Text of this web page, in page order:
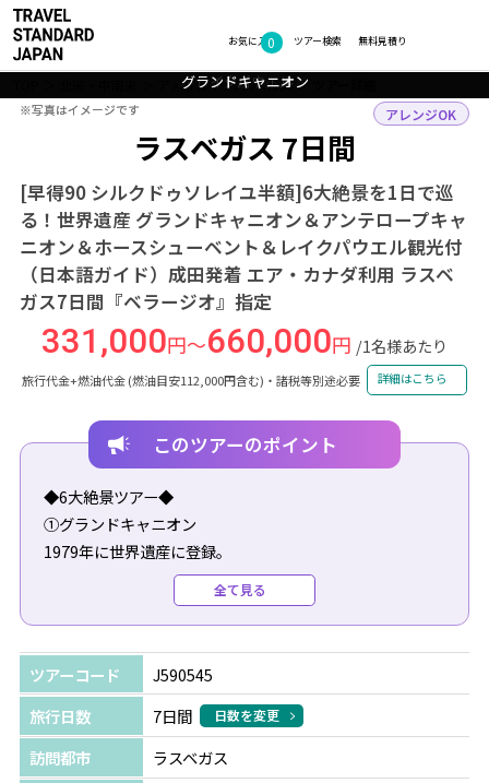
お気に入り
0 無料見積り
ツアー検索
アメリカ ラスベガス
ラスベガス 7日間
[早得90 シルクドゥソレイユ半額]6大絶景を1日で巡
る！世界遺産 グランドキャニオン＆アンテロープキャ
ニオン＆ホースシューベント＆レイクパウエル観光付
（日本語ガイド）成田発着 エア・カナダ利用 ラスベ
ガス7日間『ベラージオ』指定
アレンジOK
331,000円～660,000円 /1名様あたり
旅行代金+燃油代金 (燃油目安112,000円含む)・諸税等別途必要 詳細はこちら
ホースシューベンド
レイクパウエル
グランドキャニオン
グランドキャニオン
フォトギャラリー
※写真はイメージです
※写真はイメージです
このツアーのポイント
◆6大絶景ツアー◆
①グランドキャニオン
1979年に世界遺産に登録。
世界の国立公園の中でも圧倒的なスケールと自然の雄大さ
を感じることができます。
②アンテロープキャニオン
鉄砲水で岩が削られてできた洞窟のような場所で、赤い岩
肌が波のようにうねる様は芸術作品のように美しいです。
③ホースシューベント
全て見る
ツアーコード
J590545
旅行日数
7日間 日数を変更
訪問都市
ラスベガス